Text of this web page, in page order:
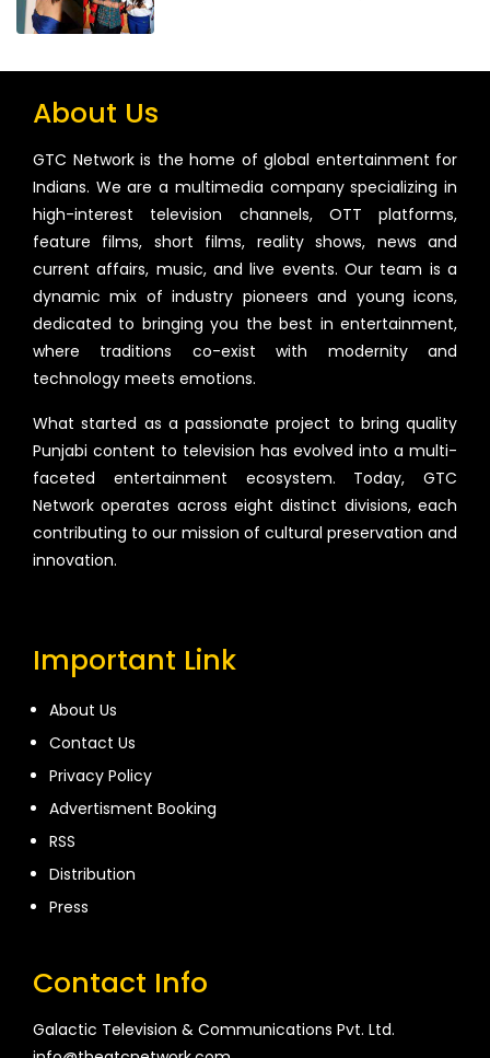
About Us
GTC Network is the home of global entertainment for
Indians. We are a multimedia company specializing in
high-interest television channels, OTT platforms,
feature films, short films, reality shows, news and
current affairs, music, and live events. Our team is a
dynamic mix of industry pioneers and young icons,
dedicated to bringing you the best in entertainment,
where traditions co-exist with modernity and
technology meets emotions.
What started as a passionate project to bring quality
Punjabi content to television has evolved into a multi-
faceted entertainment ecosystem. Today, GTC
Network operates across eight distinct divisions, each
contributing to our mission of cultural preservation and
innovation.
Important Link
About Us
Contact Us
Privacy Policy
Advertisment Booking
RSS
Distribution
Press
Contact Info
Galactic Television & Communications Pvt. Ltd.